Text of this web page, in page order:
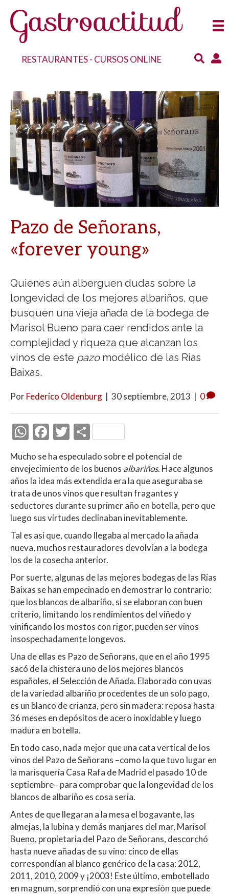
RESTAURANTES- CURSOS ONLINE
Pazo de Señorans,
«forever young»
Quienes aún alberguen dudas sobre la
longevidad de los mejores albariños, que
busquen una vieja añada de la bodega de
Marisol Bueno para caer rendidos ante la
complejidad y riqueza que alcanzan los
vinos de este pazomodélico de las Rias
Baixas.
PorFederico Oldenburg | 30 septiembre, 2013 | 0
W
at
s
A
p
p
F
ac
e
b
o
o
k
T
itt
er
C
o
m
p
ar
ti
r
Mucho se ha especulado sobre el potencial de
envejecimiento de los buenos albariños. Hace algunos
años la idea más extendida era la que aseguraba se
trata de unos vinos que resultan fragantes y
seductores durante su primer año en botella, pero que
luego sus virtudes declinaban inevitablemente.
Tal es así que, cuando llegaba al mercado la añada
nueva, muchos restauradores devolvían a la bodega
los de la cosecha anterior.
Por suerte, algunas de las mejores bodegas de las Rias
Baixas se han empecinado en demostrar lo contrario:
que los blancos de albariño, si se elaboran con buen
criterio, limitando los rendimientos del viñedo y
vinificando los mostos con rigor, pueden ser vinos
insospechadamente longevos.
Una de ellas es Pazo de Señorans, que en el año 1995
sacó de la chistera uno de los mejores blancos
españoles, el Selección de Añada. Elaborado con uvas
de la variedad albariño procedentes de un solo pago,
es un blanco de crianza, pero sin madera: reposa hasta
36 meses en depósitos de acero inoxidable y luego
madura en botella.
En todo caso, nada mejor que una cata vertical de los
vinos del Pazo de Señorans –como la que tuvo lugar en
la marisquería Casa Rafa de Madrid el pasado 10 de
septiembre– para comprobar que la longevidad de los
blancos de albariño es cosa seria.
Antes de que llegaran a la mesa el bogavante, las
almejas, la lubina y demás manjares del mar, Marisol
Bueno, propietaria del Pazo de Señorans, descorchó
hasta nueve añadas de su vino: cinco de ellas
correspondían al blanco genérico de la casa: 2012,
2011, 2010, 2009 y ¡2003! Este último, embotellado
en magnum, sorprendió con una expresión que puede